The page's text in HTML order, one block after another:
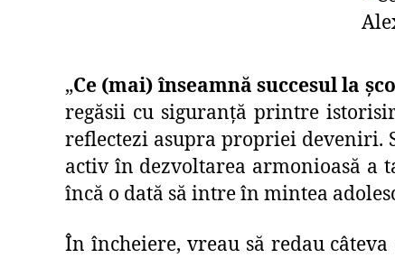
„Ce (mai) înseamnă succesul la
regăsii cu siguranță printre
reflectezi asupra propriei deveniri.
activ în dezvoltarea armonioasă a
încă o dată să intre în mintea
În încheiere, vreau să redau